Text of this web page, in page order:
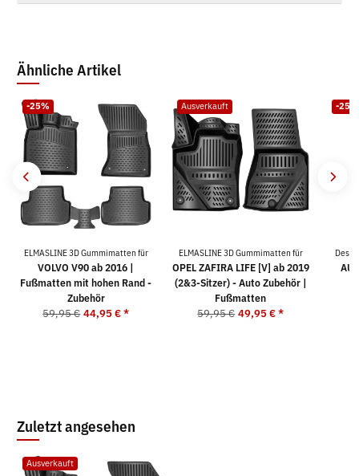
Ähnliche Artikel
-25%
ELMASLINE 3D Gummimatten für
VOLVO V90 ab 2016 |
Fußmatten mit hohen Rand -
Zubehör
59,95 € 44,95 €*
Ausverkauft
ELMASLINE 3D Gummimatten für
OPEL ZAFIRA LIFE [V] ab 2019
(2&3-Sitzer) - Auto Zubehör |
Fußmatten
59,95 € 49,95 €*
-25%
Zuletzt angesehen
Ausverkauft